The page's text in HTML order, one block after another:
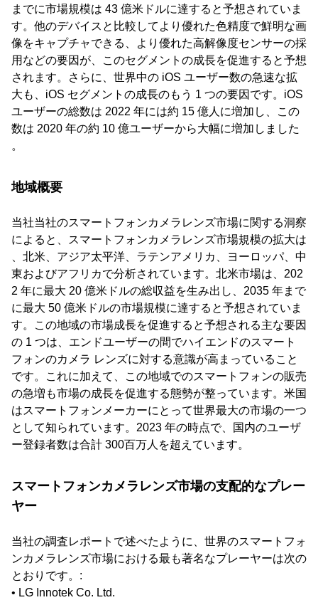
までに市場規模は 43 億米ドルに達すると予想されていま
す。他のデバイスと比較してより優れた色精度で鮮明な画
像をキャプチャできる、より優れた高解像度センサーの採
用などの要因が、このセグメントの成長を促進すると予想
されます。さらに、世界中の iOS ユーザー数の急速な拡
大も、iOS セグメントの成長のもう 1 つの要因です。iOS
ユーザーの総数は 2022 年には約 15 億人に増加し、この
数は 2020 年の約 10 億ユーザーから大幅に増加しました
。
地域概要
当社当社のスマートフォンカメラレンズ市場に関する洞察
によると、スマートフォンカメラレンズ市場規模の拡大は
、北米、アジア太平洋、ラテンアメリカ、ヨーロッパ、中
東およびアフリカで分析されています。北米市場は、202
2 年に最大 20 億米ドルの総収益を生み出し、2035 年まで
に最大 50 億米ドルの市場規模に達すると予想されていま
す。この地域の市場成長を促進すると予想される主な要因
の 1 つは、エンドユーザーの間でハイエンドのスマート
フォンのカメラ レンズに対する意識が高まっていること
です。これに加えて、この地域でのスマートフォンの販売
の急増も市場の成長を促進する態勢が整っています。米国
はスマートフォンメーカーにとって世界最大の市場の一つ
として知られています。2023 年の時点で、国内のユーザ
ー登録者数は合計 300百万人を超えています。
スマートフォンカメラレンズ市場の支配的なプレー
ヤー
当社の調査レポートで述べたように、世界のスマートフォ
ンカメラレンズ市場における最も著名なプレーヤーは次の
とおりです。:
• LG Innotek Co. Ltd.